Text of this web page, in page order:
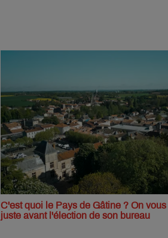
C'est quoi le Pays de Gâtine ? On vous
juste avant l'élection de son bureau